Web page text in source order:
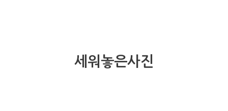
세워놓은사진